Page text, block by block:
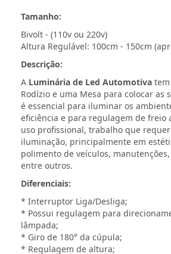
Tamanho:
Bivolt - (110v ou 220v)
Altura Regulável: 100cm - 150cm
Descrição:
A Luminária de Led Automotiva
Rodízio e uma Mesa para colocar as
é essencial para iluminar os
eficiência e para regulagem de freio
uso profissional, trabalho que
iluminação, principalmente em
polimento de veículos,
entre outros.
Diferenciais:
* Interruptor Liga/Desliga;
* Possui regulagem para
lâmpada;
* Giro de 180° da cúpula;
* Regulagem de altura;